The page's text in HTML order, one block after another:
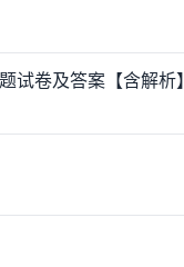
试卷及答案【含解析】